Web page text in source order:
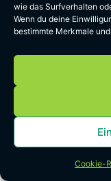
wie das Surfverhalten
Wenn du deine
bestimmte Merkmale
Cookie-
Impressum